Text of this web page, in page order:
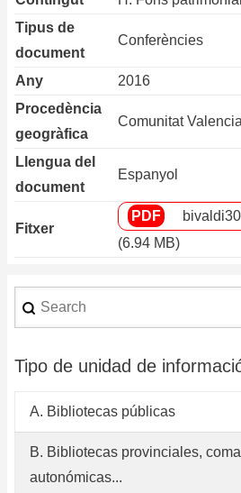
Tipus de
document
Conferències
Any
2016
Procedència
geogràfica
Comunitat
Llengua del
document
Espanyol
Fitxer
(6.94 MB)
Search
Tipo de unidad de
A. Bibliotecas públicas
B. Bibliotecas provinciales,
autonómicas...